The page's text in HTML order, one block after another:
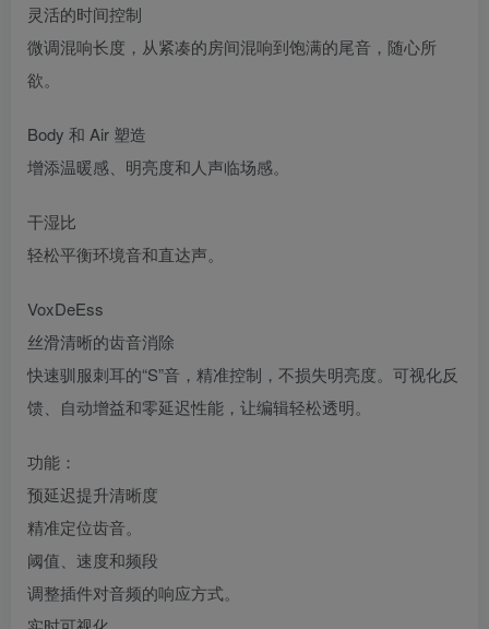
灵活的时间控制
微调混响长度，从紧凑的房间混响到饱满的尾音，随心所
欲。
Body 和 Air 塑造
增添温暖感、明亮度和人声临场感。
干湿比
轻松平衡环境音和直达声。
VoxDeEss
丝滑清晰的齿音消除
快速驯服刺耳的“S”音，精准控制，不损失明亮度。可视化反
馈、自动增益和零延迟性能，让编辑轻松透明。
功能：
预延迟提升清晰度
精准定位齿音。
阈值、速度和频段
调整插件对音频的响应方式。